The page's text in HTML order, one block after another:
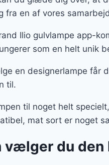
fra en af vores
Ilio gulvlampe app-
som en helt unik
en designerlampe får
til.
til noget helt
mat sort er noget
vælger du